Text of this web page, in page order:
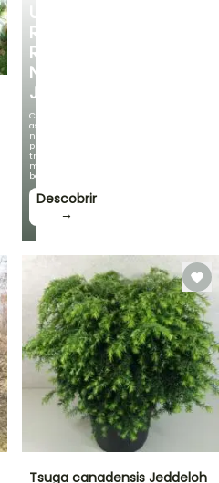
UM
RECANTO
REFRESCANTE
NO
JARDIM
Com
as
nossas
plantas
trepadeiras
mais
bonitas!
Descobrir
→
Tsuga canadensis Jeddeloh